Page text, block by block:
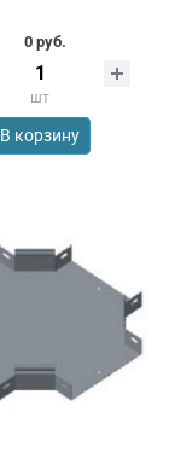
0 руб.
шт
В корзину